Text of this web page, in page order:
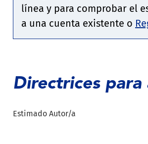
línea y para comprobar el
a una cuenta existente o
Directrices para
Estimado Autor/a